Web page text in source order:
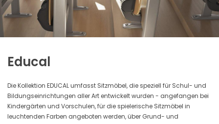
Educal
Die Kollektion EDUCAL umfasst Sitzmöbel, die speziell für Schul- und
Bildungseinrichtungen aller Art entwickelt wurden - angefangen bei
Kindergärten und Vorschulen, für die spielerische Sitzmöbel in
leuchtenden Farben angeboten werden, über Grund- und